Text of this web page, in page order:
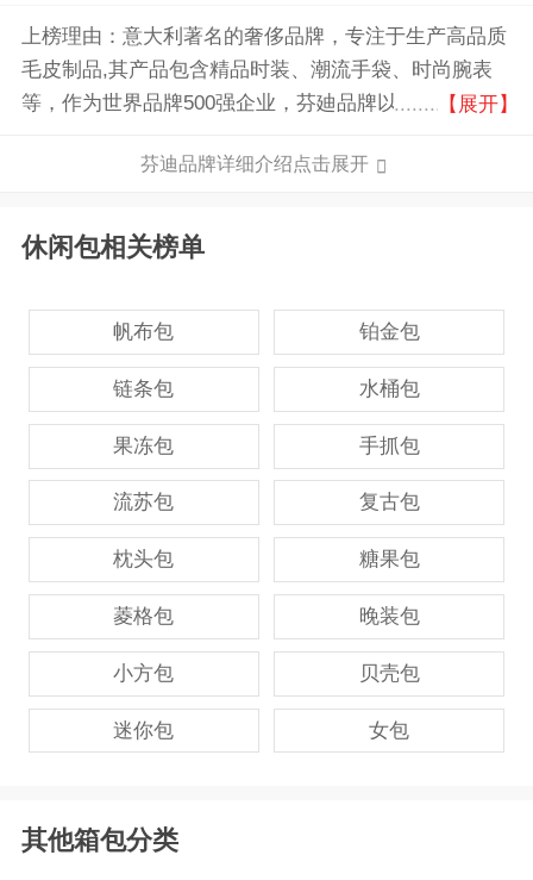
上榜理由：意大利著名的奢侈品牌，专注于生产高品质
毛皮制品,其产品包含精品时装、潮流手袋、时尚腕表
等，作为世界品牌500强企业，芬廸品牌以其奢华皮草
【展开】
芬迪品牌详细介绍点击展开
休闲包相关榜单
帆布包 铂金包
链条包 水桶包
果冻包 手抓包
流苏包 复古包
枕头包 糖果包
菱格包 晚装包
小方包 贝壳包
迷你包 女包
其他箱包分类